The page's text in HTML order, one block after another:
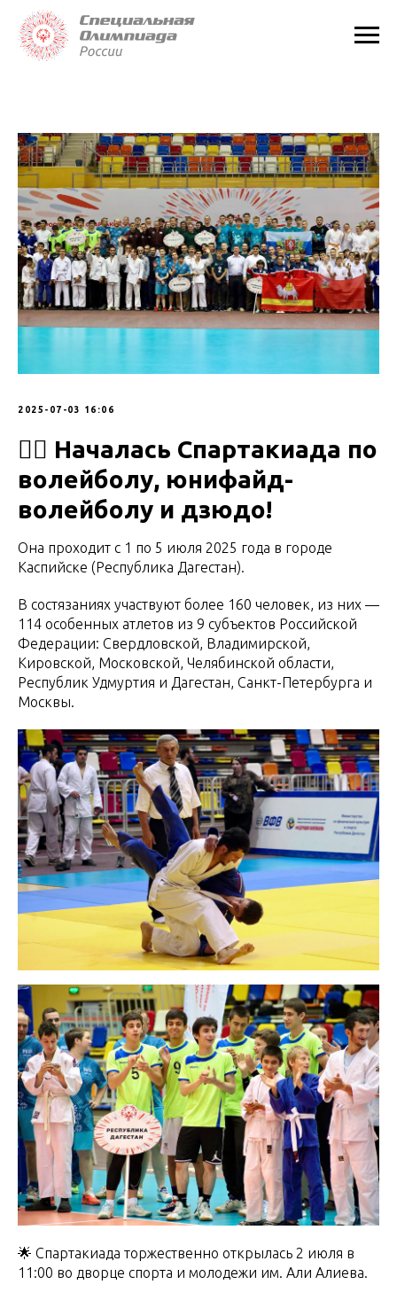
2025-07-03 16:06
🤾‍♀️ Началась Спартакиада по
волейболу, юнифайд-
волейболу и дзюдо!
Она проходит с 1 по 5 июля 2025 года в городе
Каспийске (Республика Дагестан).
В состязаниях участвуют более 160 человек, из них —
114 особенных атлетов из 9 субъектов Российской
Федерации: Свердловской, Владимирской,
Кировской, Московской, Челябинской области,
Республик Удмуртия и Дагестан, Санкт-Петербурга и
Москвы.
🌟 Спартакиада торжественно открылась 2 июля в
11:00 во дворце спорта и молодежи им. Али Алиева.